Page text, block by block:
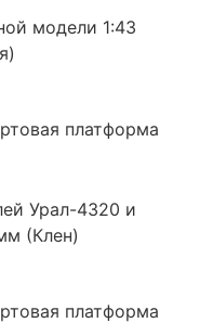
модели 1:43
платформа
Урал-4320 и
(Клен)
платформа